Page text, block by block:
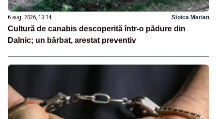
6 aug. 2026, 13:14 Stoica Marian
Cultură de canabis descoperită într-o pădure din
Dalnic; un bărbat, arestat preventiv